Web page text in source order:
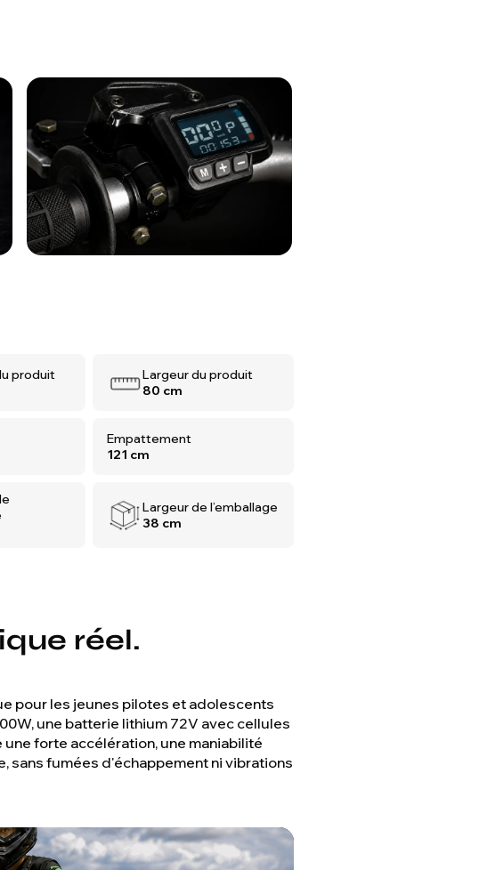
produit
Largeur du produit
80 cm
Empattement
121 cm
Largeur de l’emballage
38 cm
réel.
pour les jeunes pilotes et adolescents
une batterie lithium 72V avec cellules
forte accélération, une maniabilité
sans fumées d'échappement ni vibrations